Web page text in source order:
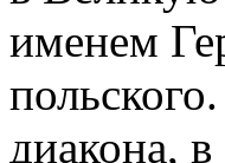
именем
диакона,